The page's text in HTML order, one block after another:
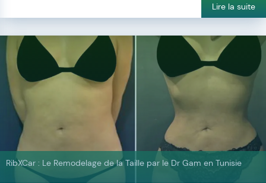
Lire la suite
RibXCar : Le Remodelage de la Taille par le Dr Gam en Tunisie